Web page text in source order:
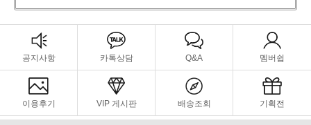
공지사항 카톡상담 Q&A 멤버쉽
이용후기 VIP 게시판 배송조회 기획전